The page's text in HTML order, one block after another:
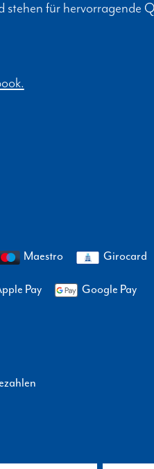
stehen für hervorragende
Maestro Girocard
Pay Google Pay